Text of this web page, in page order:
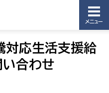
メニュー
対応生活支援給
い合わせ